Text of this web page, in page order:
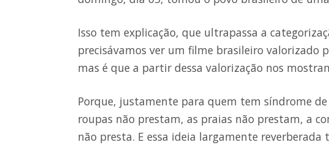
Isso tem explicação, que ultrapassa a
precisávamos ver um filme brasileiro valorizado
mas é que a partir dessa valorização nos
Porque, justamente para quem tem síndrome
roupas não prestam, as praias não prestam, a
não presta. E essa ideia largamente